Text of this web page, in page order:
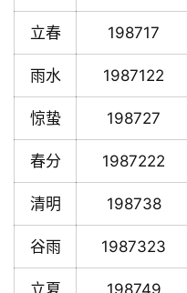
立春 198717
雨水 1987122
惊蛰 198727
春分 1987222
清明 198738
谷雨 1987323
立夏 198749